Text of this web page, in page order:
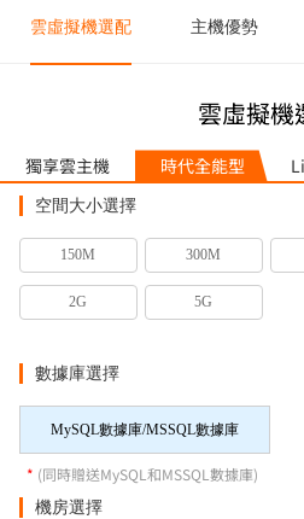
雲虛擬機選配 主機優勢
雲虛擬機
獨享雲主機 時代全能型
空間大小選擇
150M 300M
2G 5G
數據庫選擇
MySQL數據庫/MSSQL數據庫
* (同時贈送MySQL和MSSQL數據庫)
機房選擇